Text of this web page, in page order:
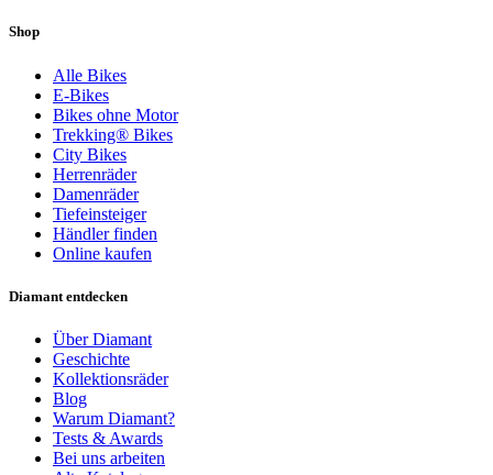
Shop
Alle Bikes
E-Bikes
Bikes ohne Motor
Trekking® Bikes
City Bikes
Herrenräder
Damenräder
Tiefeinsteiger
Händler finden
Online kaufen
Diamant entdecken
Über Diamant
Geschichte
Kollektionsräder
Blog
Warum Diamant?
Tests & Awards
Bei uns arbeiten